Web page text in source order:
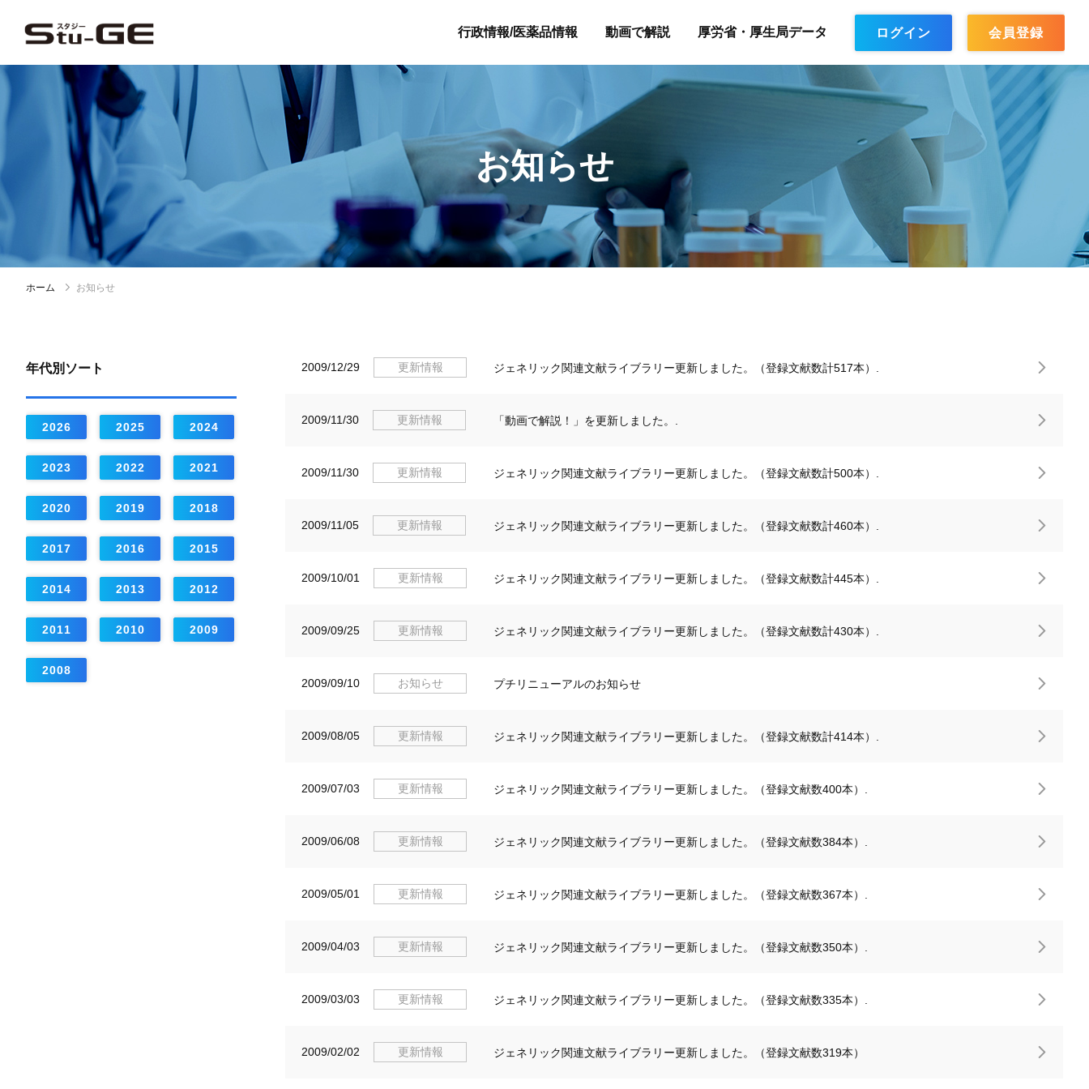
行政情報/医薬品情報 動画で解説 厚労省・厚生局データ ログイン 会員登録
お知らせ
ホーム お知らせ
2009/12/29 更新情報 ジェネリック関連文献ライブラリー更新しました。（登録文献数計517本）.
2009/11/30 更新情報 「動画で解説！」を更新しました。.
2009/11/30 更新情報 ジェネリック関連文献ライブラリー更新しました。（登録文献数計500本）.
2009/11/05 更新情報 ジェネリック関連文献ライブラリー更新しました。（登録文献数計460本）.
2009/10/01 更新情報 ジェネリック関連文献ライブラリー更新しました。（登録文献数計445本）.
2009/09/25 更新情報 ジェネリック関連文献ライブラリー更新しました。（登録文献数計430本）.
2009/09/10 お知らせ プチリニューアルのお知らせ
2009/08/05 更新情報 ジェネリック関連文献ライブラリー更新しました。（登録文献数計414本）.
2009/07/03 更新情報 ジェネリック関連文献ライブラリー更新しました。（登録文献数400本）.
2009/06/08 更新情報 ジェネリック関連文献ライブラリー更新しました。（登録文献数384本）.
2009/05/01 更新情報 ジェネリック関連文献ライブラリー更新しました。（登録文献数367本）.
2009/04/03 更新情報 ジェネリック関連文献ライブラリー更新しました。（登録文献数350本）.
2009/03/03 更新情報 ジェネリック関連文献ライブラリー更新しました。（登録文献数335本）.
2009/02/02 更新情報 ジェネリック関連文献ライブラリー更新しました。（登録文献数319本）
年代別ソート
2026 2025 2024
2023 2022 2021
2020 2019 2018
2017 2016 2015
2014 2013 2012
2011 2010 2009
2008